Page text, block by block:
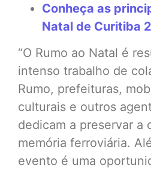
Conheça as
Natal de Curitiba
“O Rumo ao Natal é
intenso trabalho de
Rumo, prefeituras,
culturais e outros
dedicam a preservar a
memória ferroviária.
evento é uma